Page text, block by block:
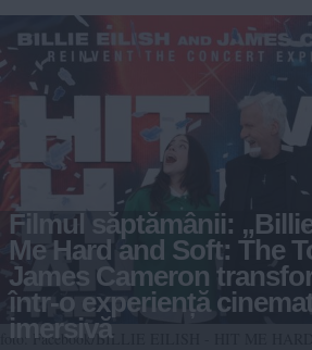
Filmul săptămânii:
Me Hard and Soft: The
James Cameron
într-o experiență
imersivă
foto: Facebook/BILLIE EILISH - HIT ME